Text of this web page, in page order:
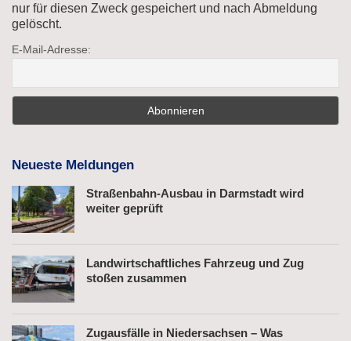
nur für diesen Zweck gespeichert und nach Abmeldung
gelöscht.
E-Mail-Adresse:
Neueste Meldungen
Straßenbahn-Ausbau in Darmstadt wird
weiter geprüft
Landwirtschaftliches Fahrzeug und Zug
stoßen zusammen
Zugausfälle in Niedersachsen – Was